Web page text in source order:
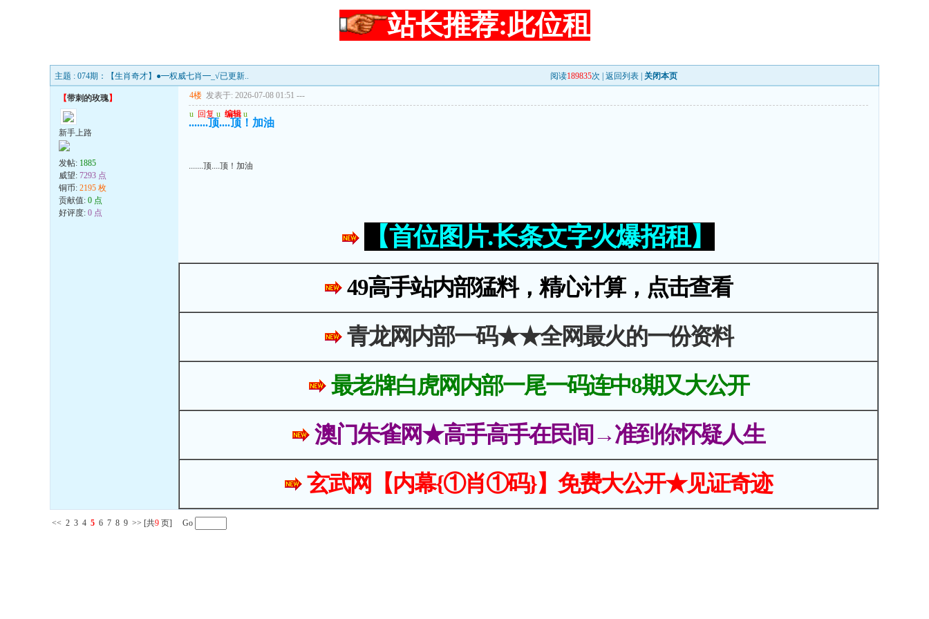
站长推荐:此位租
主题 : 074期：【生肖奇才】●━权威七肖━_√已更新.. 阅读189835次 | 返回列表 关闭本页
【带刺的玫瑰】
新手上路
发帖: 1885
威望: 7293 点
铜币: 2195 枚
贡献值: 0 点
好评度: 0 点
4楼 发表于: 2026-07-08 01:51 ---
u 回复 u 编辑 u
.......顶....顶！加油
.......顶....顶！加油
【首位图片.长条文字火爆招租】
49高手站内部猛料，精心计算，点击查看
青龙网内部一码★★全网最火的一份资料
最老牌白虎网内部一尾一码连中8期又大公开
澳门朱雀网★高手高手在民间→准到你怀疑人生
玄武网【内幕{①肖①码}】免费大公开★见证奇迹
<< 2 3 4 5 6 7 8 9 >> [共9 页] Go